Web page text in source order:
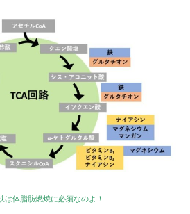
は体脂肪燃焼に必須なのよ！